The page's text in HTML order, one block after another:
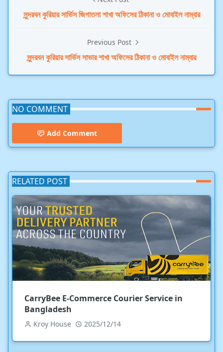
সুন্দরবন কুরিয়ার সার্ভিস জিগাতলা শাখা অফিসের ঠিকানা ও মোবাইল নাম্বার
Previous Post
সুন্দরবন কুরিয়ার সার্ভিস সাভার শাখা অফিসের ঠিকানা ও মোবাইল নাম্বার
NO COMMENT
Add Comment
RELATED POST
CarryBee E-Commerce Courier Service in
Bangladesh
Kroy House 2025/12/14